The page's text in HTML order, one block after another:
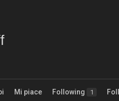
Mi piace Following 1